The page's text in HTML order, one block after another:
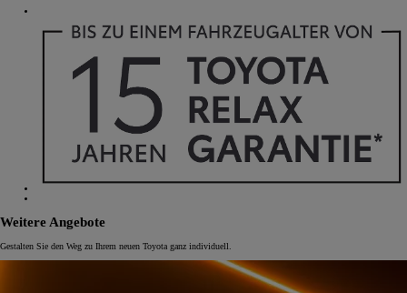
Weitere Angebote
Gestalten Sie den Weg zu Ihrem neuen Toyota ganz individuell.